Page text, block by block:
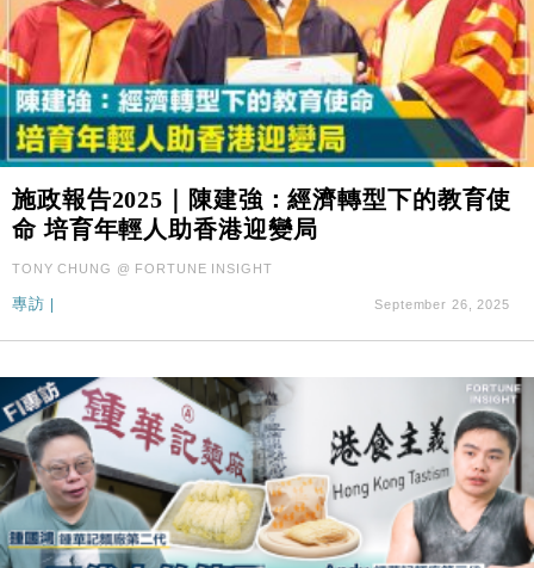
施政報告2025｜陳建強：經濟轉型下的教育使
命 培育年輕人助香港迎變局
TONY CHUNG @ FORTUNE INSIGHT
專訪 | September 26, 2025